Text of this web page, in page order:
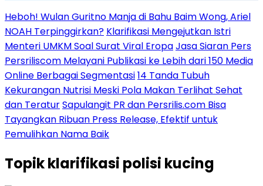
Heboh! Wulan Guritno Manja di Bahu Baim Wong, Ariel
NOAH Terpinggirkan? Klarifikasi Mengejutkan Istri
Menteri UMKM Soal Surat Viral EropaJasa Siaran Pers
Persriliscom Melayani Publikasi ke Lebih dari 150 Media
Online Berbagai Segmentasi14 Tanda Tubuh
Kekurangan Nutrisi Meski Pola Makan Terlihat Sehat
dan TeraturSapulangit PR dan Persrilis.com Bisa
Tayangkan Ribuan Press Release, Efektif untuk
Pemulihkan Nama Baik
Topikklarifikasi polisi kucing